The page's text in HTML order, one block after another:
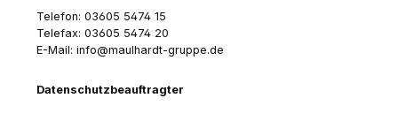
Telefon: 03605 5474 15
Telefax: 03605 5474 20
E-Mail: info@maulhardt-gruppe.de
Datenschutzbeauftragter